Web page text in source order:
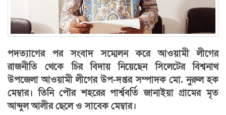
পদত্যাগের পর সংবাদ সম্মেলন করে আওয়ামী লীগের
রাজনীতি থেকে চির বিদায় নিয়েছেন সিলেটের বিশ্বনাথ
উপজেলা আওয়ামী লীগের উপ-দপ্তর সম্পাদক মো. নুরুল হক
মেম্বার। তিনি পৌর শহরের পার্শ্ববর্তি জানাইয়া গ্রামের মৃত
আব্দুল আলীর ছেলে ও সাবেক মেম্বার।